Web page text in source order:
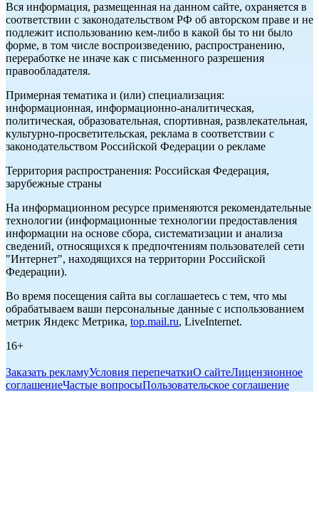
Вся информация, размещенная на данном сайте, охраняется в
соответствии с законодательством РФ об авторском праве и не
подлежит использованию кем-либо в какой бы то ни было
форме, в том числе воспроизведению, распространению,
переработке не иначе как с письменного разрешения
правообладателя.
Примерная тематика и (или) специализация:
информационная, информационно-аналитическая,
политическая, образовательная, спортивная, развлекательная,
культурно-просветительская, реклама в соответствии с
законодательством Российской Федерации о рекламе
Территория распространения: Российская Федерация,
зарубежные страны
На информационном ресурсе применяются рекомендательные
технологии (информационные технологии предоставления
информации на основе сбора, систематизации и анализа
сведений, относящихся к предпочтениям пользователей сети
"Интернет", находящихся на территории Российской
Федерации).
Во время посещения сайта вы соглашаетесь с тем, что мы
обрабатываем ваши персональные данные с использованием
метрик Яндекс Метрика, top.mail.ru, LiveInternet.
16+
Заказать рекламуУсловия перепечаткиО сайтеЛицензионное
соглашениеЧастые вопросыПользовательское соглашение